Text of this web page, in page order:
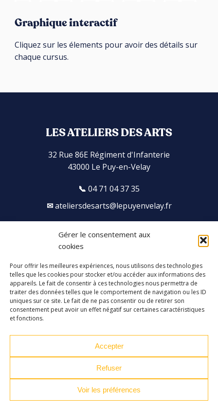
Gérer le consentement aux
cookies
Pour offrir les meilleures expériences, nous utilisons des technologies
telles que les cookies pour stocker et/ou accéder aux informations des
appareils. Le fait de consentir à ces technologies nous permettra de
traiter des données telles que le comportement de navigation ou les ID
uniques sur ce site. Le fait de ne pas consentir ou de retirer son
consentement peut avoir un effet négatif sur certaines caractéristiques
et fonctions.
Accepter
Refuser
Voir les préférences
Graphique interactif
Cliquez sur les élements pour avoir des détails sur
chaque cursus.
LES ATELIERS DES ARTS
32 Rue 86E Régiment d'Infanterie
43000 Le Puy-en-Velay
04 71 04 37 35
ateliersdesarts@lepuyenvelay.fr
S'inscrire à la newsletter